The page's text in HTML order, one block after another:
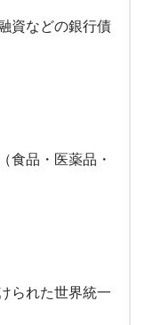
資などの銀行債
食品・医薬品・
られた世界統一